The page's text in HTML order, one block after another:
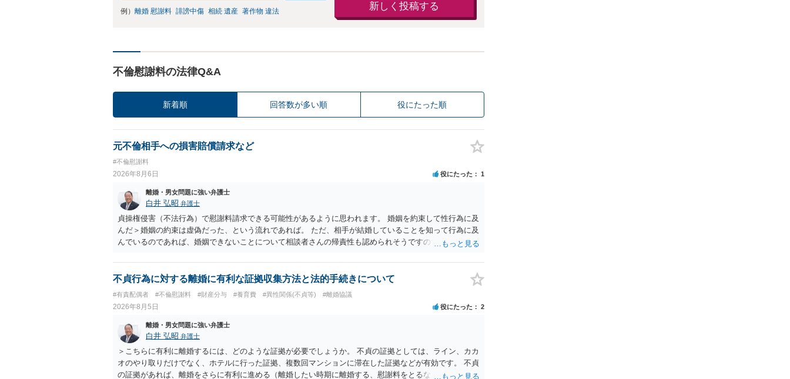
例） 離婚 慰謝料 誹謗中傷 相続 遺産 著作物 違法 新しく投稿する
不倫慰謝料の法律Q&A
新着順 回答数が多い順 役にたった順
元不倫相手への損害賠償請求など
#不倫慰謝料
2026年8月6日 役にたった 1
離婚・男女問題に強い弁護士
白井 弘昭 弁護士
貞操権侵害（不法行為）で慰謝料請求できる可能性があるように思われます。 婚姻を約束して性行為に及
んだ＞婚姻の約束は虚偽だった、という流れであれば。 ただ、相手が結婚していることを知って行為に及
んでいるのであれば、婚姻できないことについて相談者さんの帰責性も認められそうですので、あまり慰
不貞行為に対する離婚に有利な証拠収集方法と法的手続きについて
#有責配偶者 #不倫慰謝料 #財産分与 #養育費 #異性関係(不貞等) #離婚協議
2026年8月5日 役にたった 2
離婚・男女問題に強い弁護士
白井 弘昭 弁護士
＞こちらに有利に離婚するには、どのような証拠が必要でしょうか。 不貞の証拠としては、ライン、カカ
オのやり取りだけでなく、ホテルに行った証拠、複数回マンションに滞在した証拠などが有効です。 不貞
の証拠があれば、離婚をさらに有利に進める（離婚したい時期に離婚する、慰謝料をとるなど）ことがで